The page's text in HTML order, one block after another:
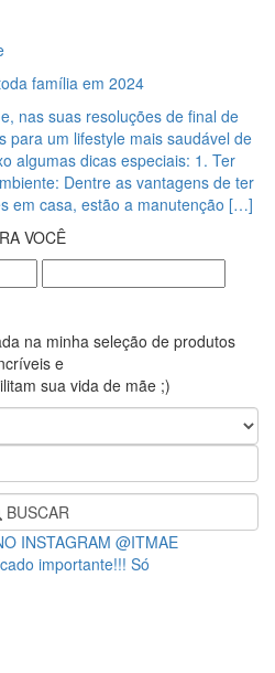
família em 2024
nas suas resoluções de final de
para um lifestyle mais saudável de
algumas dicas especiais: 1. Ter
Dentre as vantagens de ter
em casa, estão a manutenção […]
VOCÊ
na minha seleção de produtos
e
sua vida de mãe ;)
BUSCAR
INSTAGRAM @ITMAE
importante!!! Só